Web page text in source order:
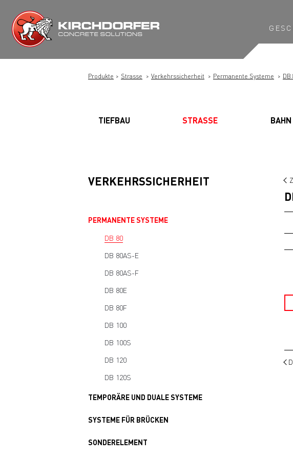
Inhalt
springen
Produkte Strasse Verkehrssicherheit Permanente Systeme DB
TIEFBAU STRASSE BAHN
VERKEHRSSICHERHEIT
PERMANENTE SYSTEME
DB 80
DB 80AS-E
DB 80AS-F
DB 80E
DB 80F
DB 100
DB 100S
DB 120
DB 120S
TEMPORÄRE UND DUALE SYSTEME
SYSTEME FÜR BRÜCKEN
SONDERELEMENT